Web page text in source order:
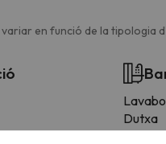
en funció de la tipologia
Lavabo
Dutxa
Dutxa